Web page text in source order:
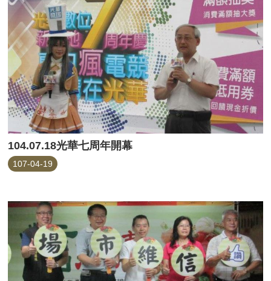
104.07.18光華七周年開幕
107-04-19